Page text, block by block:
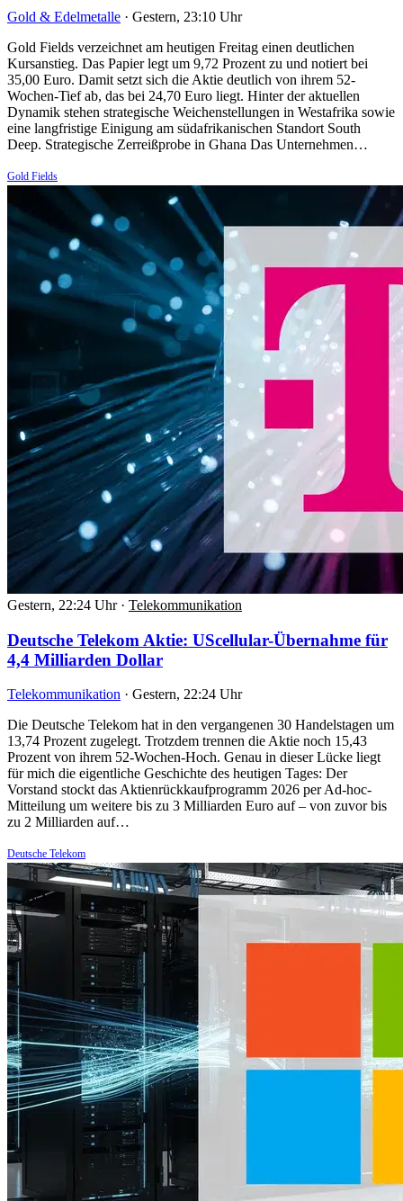
Gold & Edelmetalle · Gestern, 23:10 Uhr
Gold Fields verzeichnet am heutigen Freitag einen deutlichen
Kursanstieg. Das Papier legt um 9,72 Prozent zu und notiert bei
35,00 Euro. Damit setzt sich die Aktie deutlich von ihrem 52-
Wochen-Tief ab, das bei 24,70 Euro liegt. Hinter der aktuellen
Dynamik stehen strategische Weichenstellungen in Westafrika sowie
eine langfristige Einigung am südafrikanischen Standort South
Deep. Strategische Zerreißprobe in Ghana Das Unternehmen…
Gold Fields
Gestern, 22:24 Uhr · Telekommunikation
Deutsche Telekom Aktie: UScellular-Übernahme für
4,4 Milliarden Dollar
Telekommunikation · Gestern, 22:24 Uhr
Die Deutsche Telekom hat in den vergangenen 30 Handelstagen um
13,74 Prozent zugelegt. Trotzdem trennen die Aktie noch 15,43
Prozent von ihrem 52-Wochen-Hoch. Genau in dieser Lücke liegt
für mich die eigentliche Geschichte des heutigen Tages: Der
Vorstand stockt das Aktienrückkaufprogramm 2026 per Ad-hoc-
Mitteilung um weitere bis zu 3 Milliarden Euro auf – von zuvor bis
zu 2 Milliarden auf…
Deutsche Telekom